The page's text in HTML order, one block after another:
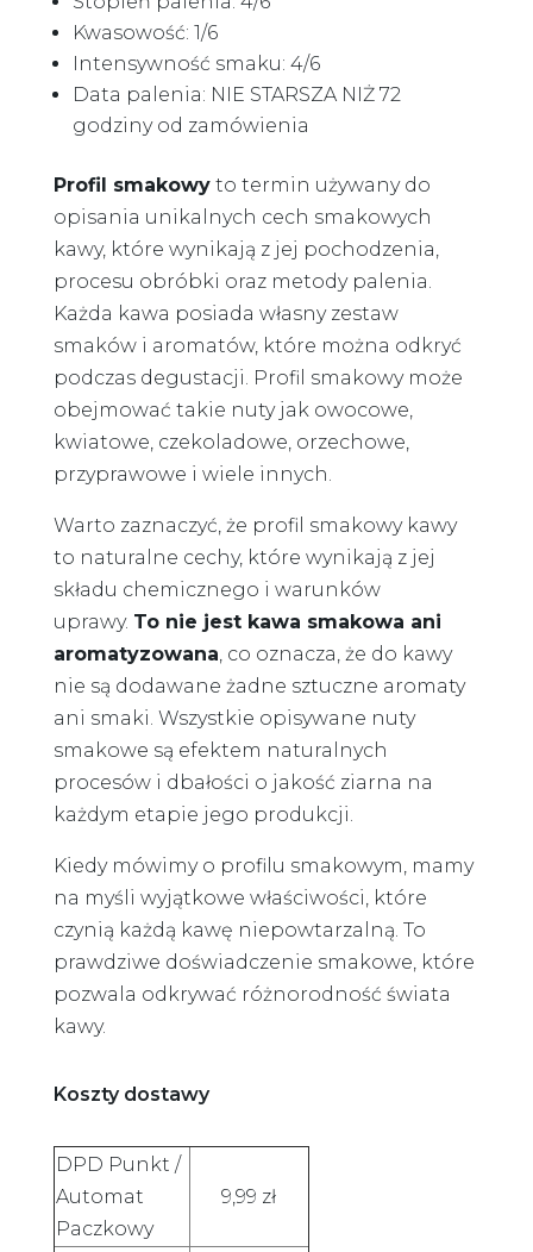
Kwasowość: 1/6
Intensywność smaku: 4/6
Data palenia: NIE STARSZA NIŻ 72
godziny od zamówienia
Profil smakowyto termin używany do
opisania unikalnych cech smakowych
kawy, które wynikają z jej pochodzenia,
procesu obróbki oraz metody palenia.
Każda kawa posiada własny zestaw
smaków i aromatów, które można odkryć
podczas degustacji. Profil smakowy może
obejmować takie nuty jak owocowe,
kwiatowe, czekoladowe, orzechowe,
przyprawowe i wiele innych.
Warto zaznaczyć, że profil smakowy kawy
to naturalne cechy, które wynikają z jej
składu chemicznego i warunków
uprawy. To nie jest kawa smakowa ani
aromatyzowana, co oznacza, że do kawy
nie są dodawane żadne sztuczne aromaty
ani smaki. Wszystkie opisywane nuty
smakowe są efektem naturalnych
procesów i dbałości o jakość ziarna na
każdym etapie jego produkcji.
Kiedy mówimy o profilu smakowym, mamy
na myśli wyjątkowe właściwości, które
czynią każdą kawę niepowtarzalną. To
prawdziwe doświadczenie smakowe, które
pozwala odkrywać różnorodność świata
kawy.
Koszty dostawy
DPD Punkt /
Automat
Paczkowy
9,99 zł